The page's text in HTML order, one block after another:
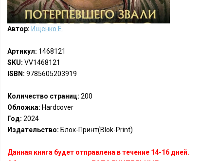
Автор: Ищенко Е.
Артикул: 1468121
SKU: VV1468121
ISBN: 9785605203919
Количество страниц: 200
Обложка: Hardcover
Год: 2024
Издательство: Блок-Принт(Blok-Print)
Данная книга будет отправлена в течение 14-16 дней.